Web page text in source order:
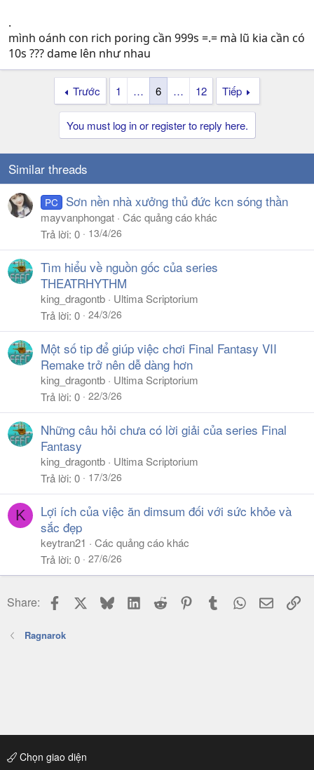
.
mình oánh con rich poring cần 999s =.= mà lũ kia cần có
10s ??? dame lên như nhau
Trước 1 … 6 … 12 Tiếp
You must log in or register to reply here.
Similar threads
PC Sơn nền nhà xưởng thủ đức kcn sóng thần
mayvanphongat Các quảng cáo khác
Trả lời 0 13/4/26
Tìm hiểu về nguồn gốc của series
THEATRHYTHM
king_dragontb
Ultima Scriptorium
Trả lời 0 24/3/26
Một số tip để giúp việc chơi Final Fantasy VII
Remake trở nên dễ dàng hơn
king_dragontb
Ultima Scriptorium
Trả lời 0 22/3/26
Những câu hỏi chưa có lời giải của series Final
Fantasy
king_dragontb
Ultima Scriptorium
Trả lời 0 17/3/26
K
Lợi ích của việc ăn dimsum đối với sức khỏe và
sắc đẹp
keytran21
Các quảng cáo khác
Trả lời 0 27/6/26
Share: Facebook BlueskyLinkedIn
Reddit PinterestTumblr WhatsApp
Email
Ragnarok
Chọn giao diện